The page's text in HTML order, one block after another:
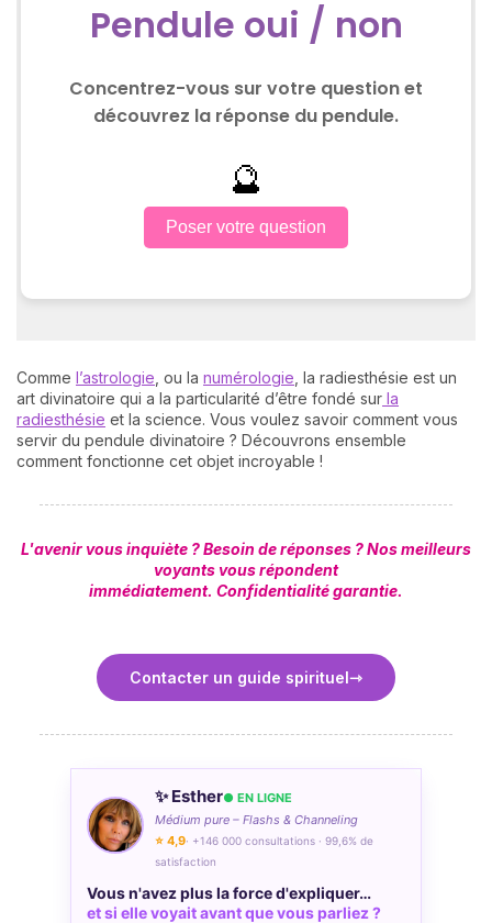
Comme l’astrologie , ou la numérologie , la radiesthésie est un
art divinatoire qui a la particularité d’être fondé sur la
radiesthésie et la science. Vous voulez savoir comment vous
servir du pendule divinatoire ? Découvrons ensemble
comment fonctionne cet objet incroyable !
L'avenir vous inquiète ? Besoin de réponses ? Nos meilleurs
voyants vous répondent
immédiatement. Confidentialité garantie.
Contacter un guide spirituel
✨ Esther● EN LIGNE
Médium pure – Flashs & Channeling
⭐ 4,9· +146 000 consultations · 99,6% de
satisfaction
Vous n'avez plus la force d'expliquer…
et si elle voyait avant que vous parliez ?